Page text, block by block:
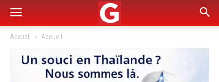
Accueil Accueil